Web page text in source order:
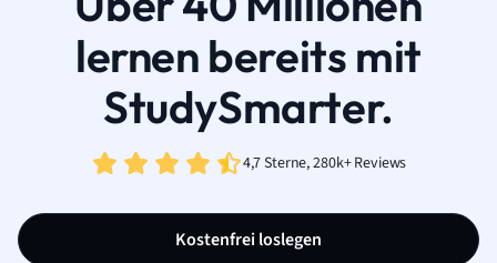
lernen bereits mit
StudySmarter.
4,7 Sterne, 280k+ Reviews
Kostenfrei loslegen